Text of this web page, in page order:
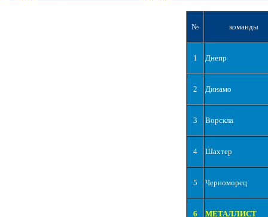
№ команды
1 Днепр
2 Динамо
3 Ворскла
4 Шахтер
5 Черноморец
6 МЕТАЛЛИСТ